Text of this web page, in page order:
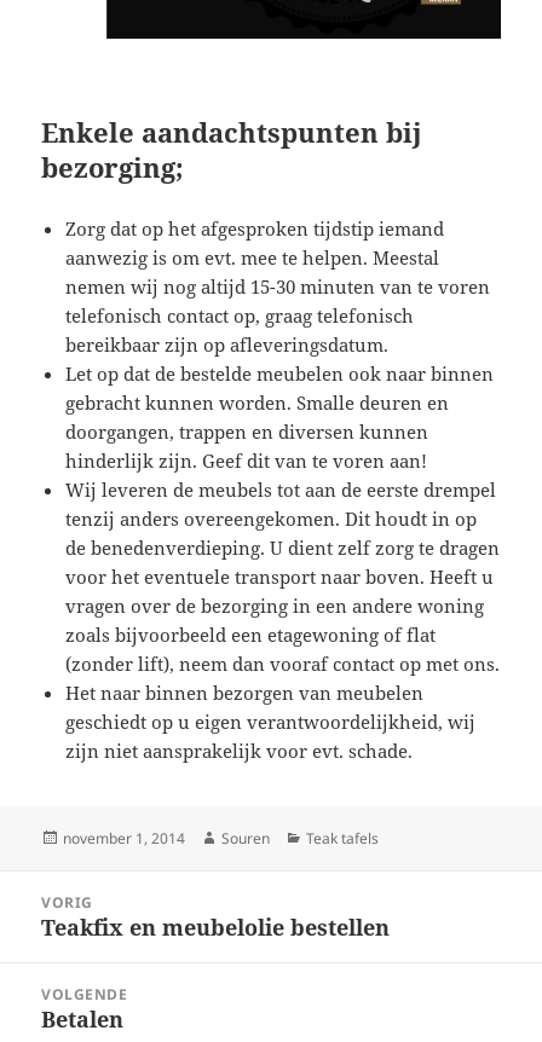
Enkele aandachtspunten bij
bezorging;
Zorg dat op het afgesproken tijdstip iemand
aanwezig is om evt. mee te helpen. Meestal
nemen wij nog altijd 15-30 minuten van te voren
telefonisch contact op, graag telefonisch
bereikbaar zijn op afleveringsdatum.
Let op dat de bestelde meubelen ook naar binnen
gebracht kunnen worden. Smalle deuren en
doorgangen, trappen en diversen kunnen
hinderlijk zijn. Geef dit van te voren aan!
Wij leveren de meubels tot aan de eerste drempel
tenzij anders overeengekomen. Dit houdt in op
de benedenverdieping. U dient zelf zorg te dragen
voor het eventuele transport naar boven. Heeft u
vragen over de bezorging in een andere woning
zoals bijvoorbeeld een etagewoning of flat
(zonder lift), neem dan vooraf contact op met ons.
Het naar binnen bezorgen van meubelen
geschiedt op u eigen verantwoordelijkheid, wij
zijn niet aansprakelijk voor evt. schade.
Geplaatst
november 1, 2014 Auteur
Souren Categorieën
Teak tafels
navigatie
VORIG
Vorig
Teakfix en meubelolie bestellen
VOLGENDE
Volgend
Betalen